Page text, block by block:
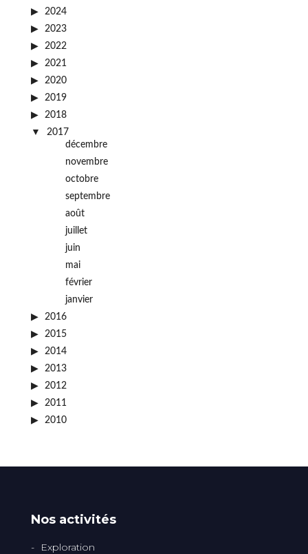
2024
2023
2022
2021
2020
2019
2018
2017
décembre
novembre
octobre
septembre
août
juillet
juin
mai
février
janvier
2016
2015
2014
2013
2012
2011
2010
Nos activités
Exploration